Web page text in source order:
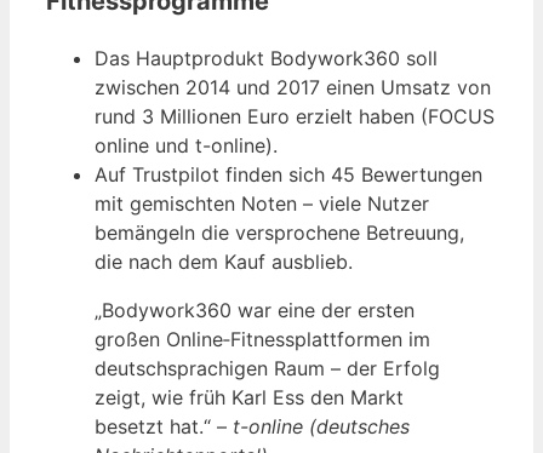
Das Hauptprodukt Bodywork360 soll
zwischen 2014 und 2017 einen Umsatz von
rund 3 Millionen Euro erzielt haben (FOCUS
online und t-online).
Auf Trustpilot finden sich 45 Bewertungen
mit gemischten Noten – viele Nutzer
bemängeln die versprochene Betreuung,
die nach dem Kauf ausblieb.
„Bodywork360 war eine der ersten
großen Online‑Fitnessplattformen im
deutschsprachigen Raum – der Erfolg
zeigt, wie früh Karl Ess den Markt
besetzt hat.“ – t-online (deutsches